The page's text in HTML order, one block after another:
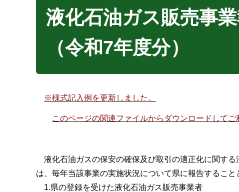
液化石油ガス販売事
（令和7年度分）
※様式記入例を更新しました。
このページの関連ファイルからダウンロードして
液化石油ガスの保安の確保及び取引の適正化に関す
は、毎年当該事業の実施状況について県に報告すること
1.県の登録を受けた液化石油ガス販売事業者